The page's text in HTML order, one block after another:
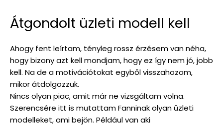
Átgondolt üzleti modell kell
Ahogy fent leírtam, tényleg rossz érzésem van néha,
hogy bizony azt kell mondjam, hogy ez így nem jó, jobb
kell. Na de a motivációtokat egyből visszahozom,
mikor átdolgozzuk.
Nincs olyan piac, amit már ne vizsgáltam volna.
Szerencsére itt is mutattam Fanninak olyan üzleti
modelleket, ami bejön. Például van aki